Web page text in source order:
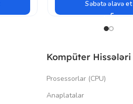
Səbətə əlavə et
Kompüter Hissələri
Prosessorlar (CPU)
Anaplatalar